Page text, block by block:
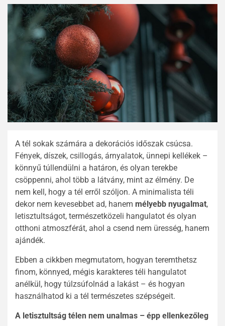
A tél sokak számára a dekorációs időszak csúcsa.
Fények, díszek, csillogás, árnyalatok, ünnepi kellékek –
könnyű túllendülni a határon, és olyan terekbe
csöppenni, ahol több a látvány, mint az élmény. De
nem kell, hogy a tél erről szóljon. A minimalista téli
dekor nem kevesebbet ad, hanem mélyebb nyugalmat,
letisztultságot, természetközeli hangulatot és olyan
otthoni atmoszférát, ahol a csend nem üresség, hanem
ajándék.
Ebben a cikkben megmutatom, hogyan teremthetsz
finom, könnyed, mégis karakteres téli hangulatot
anélkül, hogy túlzsúfolnád a lakást – és hogyan
használhatod ki a tél természetes szépségeit.
A letisztultság télen nem unalmas – épp ellenkezőleg